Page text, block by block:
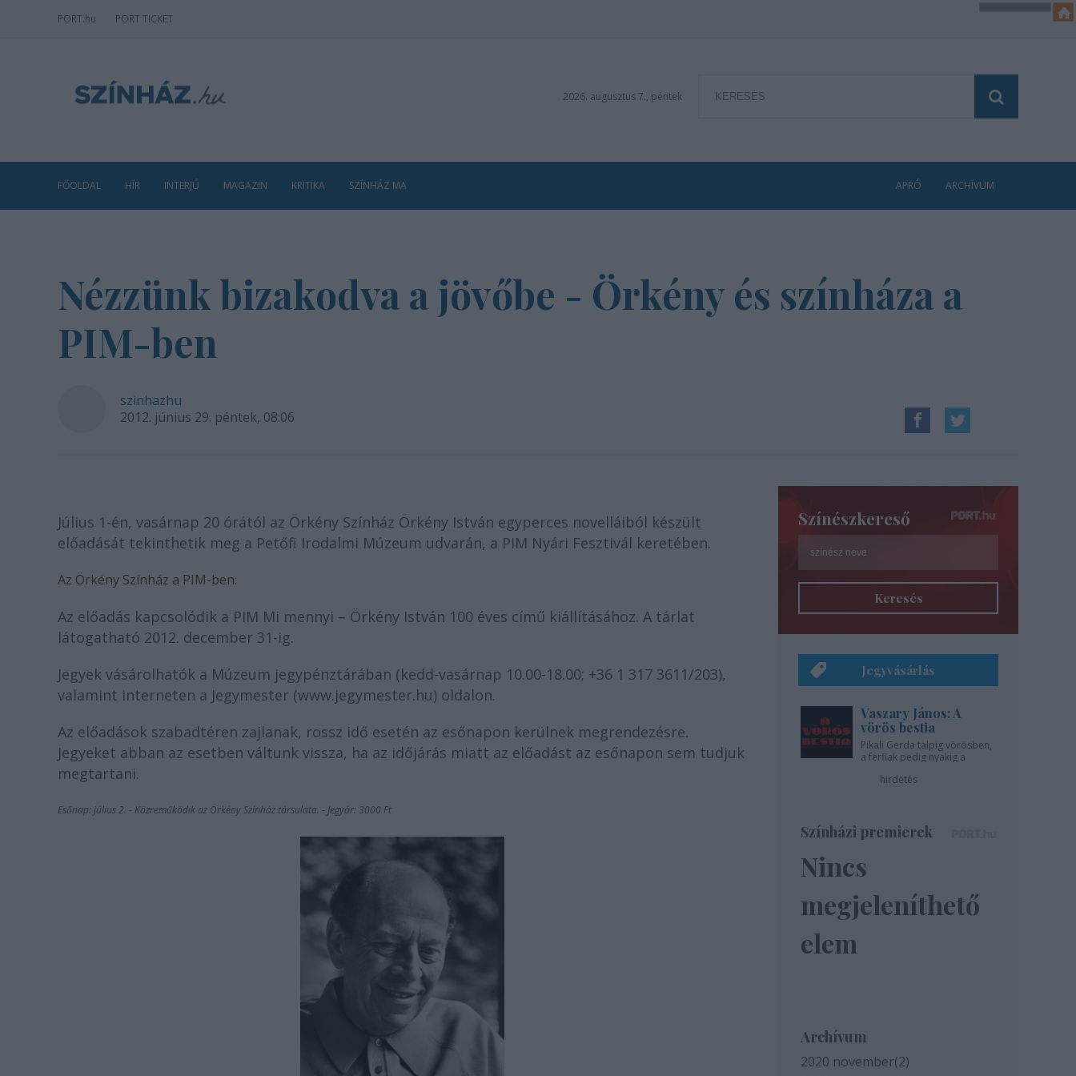
PORT.hu PORT TICKET
2026. augusztus 7., péntek
FŐOLDAL HÍR INTERJÚ MAGAZIN KRITIKA SZÍNHÁZ MA APRÓ ARCHÍVUM
Nézzünk bizakodva a jövőbe - Örkény és színháza a
PIM-ben
szinhazhu
2012. június 29. péntek, 08:06
Július 1-én, vasárnap 20 órától az Örkény Színház Örkény István egyperces novelláiból készült
előadását tekinthetik meg a Petőfi Irodalmi Múzeum udvarán, a PIM Nyári Fesztivál keretében.
Az Örkény Színház a PIM-ben:
Az előadás kapcsolódik a PIM Mi mennyi – Örkény István 100 éves című kiállításához. A tárlat
látogatható 2012. december 31-ig.
Jegyek vásárolhatók a Múzeum jegypénztárában (kedd-vasárnap 10.00-18.00; +36 1 317 3611/203),
valamint interneten a Jegymester (www.jegymester.hu) oldalon.
Az előadások szabadtéren zajlanak, rossz idő esetén az esőnapon kerülnek megrendezésre.
Jegyeket abban az esetben váltunk vissza, ha az időjárás miatt az előadást az esőnapon sem tudjuk
megtartani.
Esőnap: július 2. - Közreműködik az Örkény Színház társulata. - Jegyár: 3000 Ft
Színészkereső
Keresés
Jegyvásárlás
Vaszary János: A
vörös bestia
Pikali Gerda talpig vörösben,
a férfiak pedig nyakig a
hirdetés
Színházi premierek
Nincs
megjeleníthető
elem
Archívum
2020 november(2)